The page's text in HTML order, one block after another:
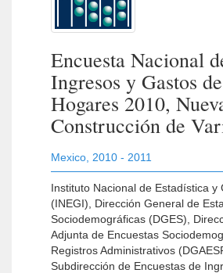
Encuesta Nacional
Ingresos y Gastos
Hogares 2010,
Construcción de
Mexico 2010 - 2011
Instituto Nacional de Estadística y
(INEGI), Dirección General de
Sociodemográficas (DGES),
Adjunta de Encuestas
Registros Administrativos
Subdirección de Encuestas de